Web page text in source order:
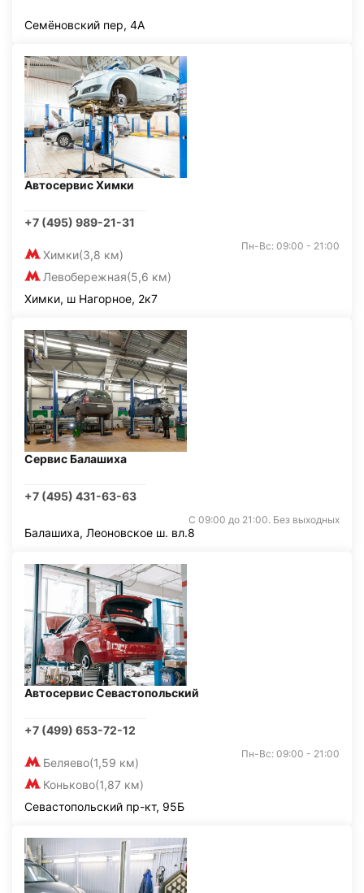
Семёновский пер, 4А
Автосервис Химки
+7 (495) 989-21-31
Химки(3,8 км)
Левобережная(5,6 км)
Пн-Вс: 09:00 - 21:00
Химки, ш Нагорное, 2к7
Сервис Балашиха
+7 (495) 431-63-63
С 09:00 до 21:00. Без выходных
Балашиха, Леоновское ш. вл.8
Автосервис Севастопольский
+7 (499) 653-72-12
Беляево(1,59 км)
Коньково(1,87 км)
Пн-Вс: 09:00 - 21:00
Севастопольский пр-кт, 95Б